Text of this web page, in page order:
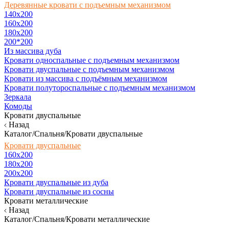
Деревянные кровати с подъемным механизмом
140x200
160х200
180х200
200*200
Из массива дуба
Кровати односпальные с подъемным механизмом
Кровати двуспальные с подъемным механизмом
Кровати из массива с подъёмным механизмом
Кровати полутороспальные с подъемным механизмом
Зеркала
Комоды
Кровати двуспальные
Назад
Каталог/Спальня/Кровати двуспальные
Кровати двуспальные
160х200
180x200
200x200
Кровати двуспальные из дуба
Кровати двуспальные из сосны
Кровати металлические
Назад
Каталог/Спальня/Кровати металлические